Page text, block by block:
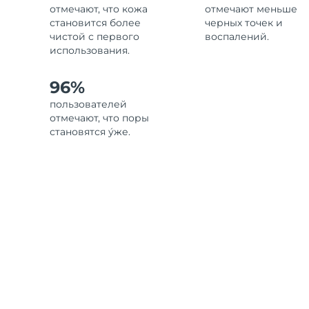
отмечают, что кожа
становится более
чистой с первого
использования.
отмечают меньше
черных точек и
воспалений.
96%
пользователей
отмечают, что поры
становятся у́же.